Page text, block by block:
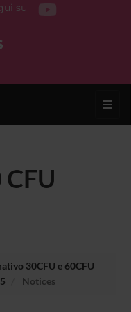
su
CFU
30CFU e 60CFU
Notices